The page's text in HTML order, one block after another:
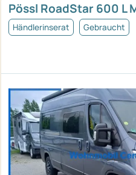
Pössl RoadStar 600 L
Händlerinserat Gebraucht